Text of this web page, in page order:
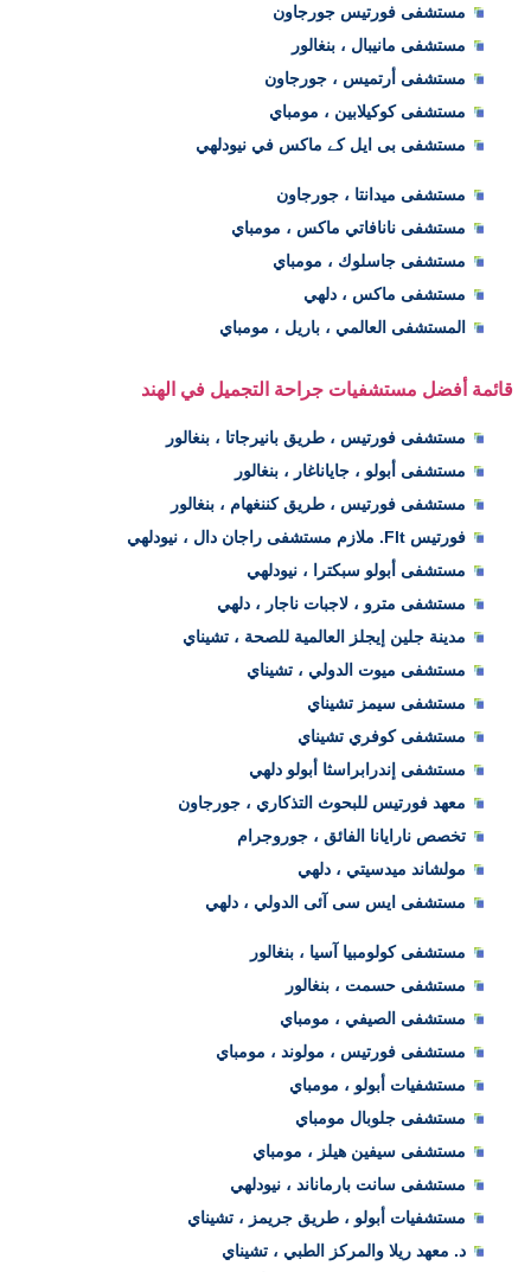
مستشفى فورتيس جورجاون
مستشفى مانيبال ، بنغالور
مستشفى أرتميس ، جورجاون
مستشفى كوكيلابين ، مومباي
مستشفى بی ایل کے ماكس في نيودلهي
مستشفى ميدانتا ، جورجاون
مستشفى نانافاتي ماكس ، مومباي
مستشفى جاسلوك ، مومباي
مستشفى ماكس ، دلهي
المستشفى العالمي ، باريل ، مومباي
قائمة أفضل مستشفيات جراحة التجميل في الهند
مستشفى فورتيس ، طريق بانيرجاتا ، بنغالور
مستشفى أبولو ، جاياناغار ، بنغالور
مستشفى فورتيس ، طريق كننغهام ، بنغالور
فورتيس Flt. ملازم مستشفى راجان دال ، نيودلهي
مستشفى أبولو سبكترا ، نيودلهي
مستشفى مترو ، لاجبات ناجار ، دلهي
مدينة جلين إيجلز العالمية للصحة ، تشيناي
مستشفى ميوت الدولي ، تشيناي
مستشفى سيمز تشيناي
مستشفى كوفري تشيناي
مستشفى إندرابراسثا أبولو دلهي
معهد فورتيس للبحوث التذكاري ، جورجاون
تخصص نارايانا الفائق ، جوروجرام
مولشاند ميدسيتي ، دلهي
مستشفى ایس سی آئی الدولي ، دلهي
مستشفى كولومبيا آسيا ، بنغالور
مستشفى حسمت ، بنغالور
مستشفى الصيفي ، مومباي
مستشفى فورتيس ، مولوند ، مومباي
مستشفيات أبولو ، مومباي
مستشفى جلوبال مومباي
مستشفى سيفين هيلز ، مومباي
مستشفى سانت بارماناند ، نيودلهي
مستشفيات أبولو ، طريق جريمز ، تشيناي
د. معهد ريلا والمركز الطبي ، تشيناي